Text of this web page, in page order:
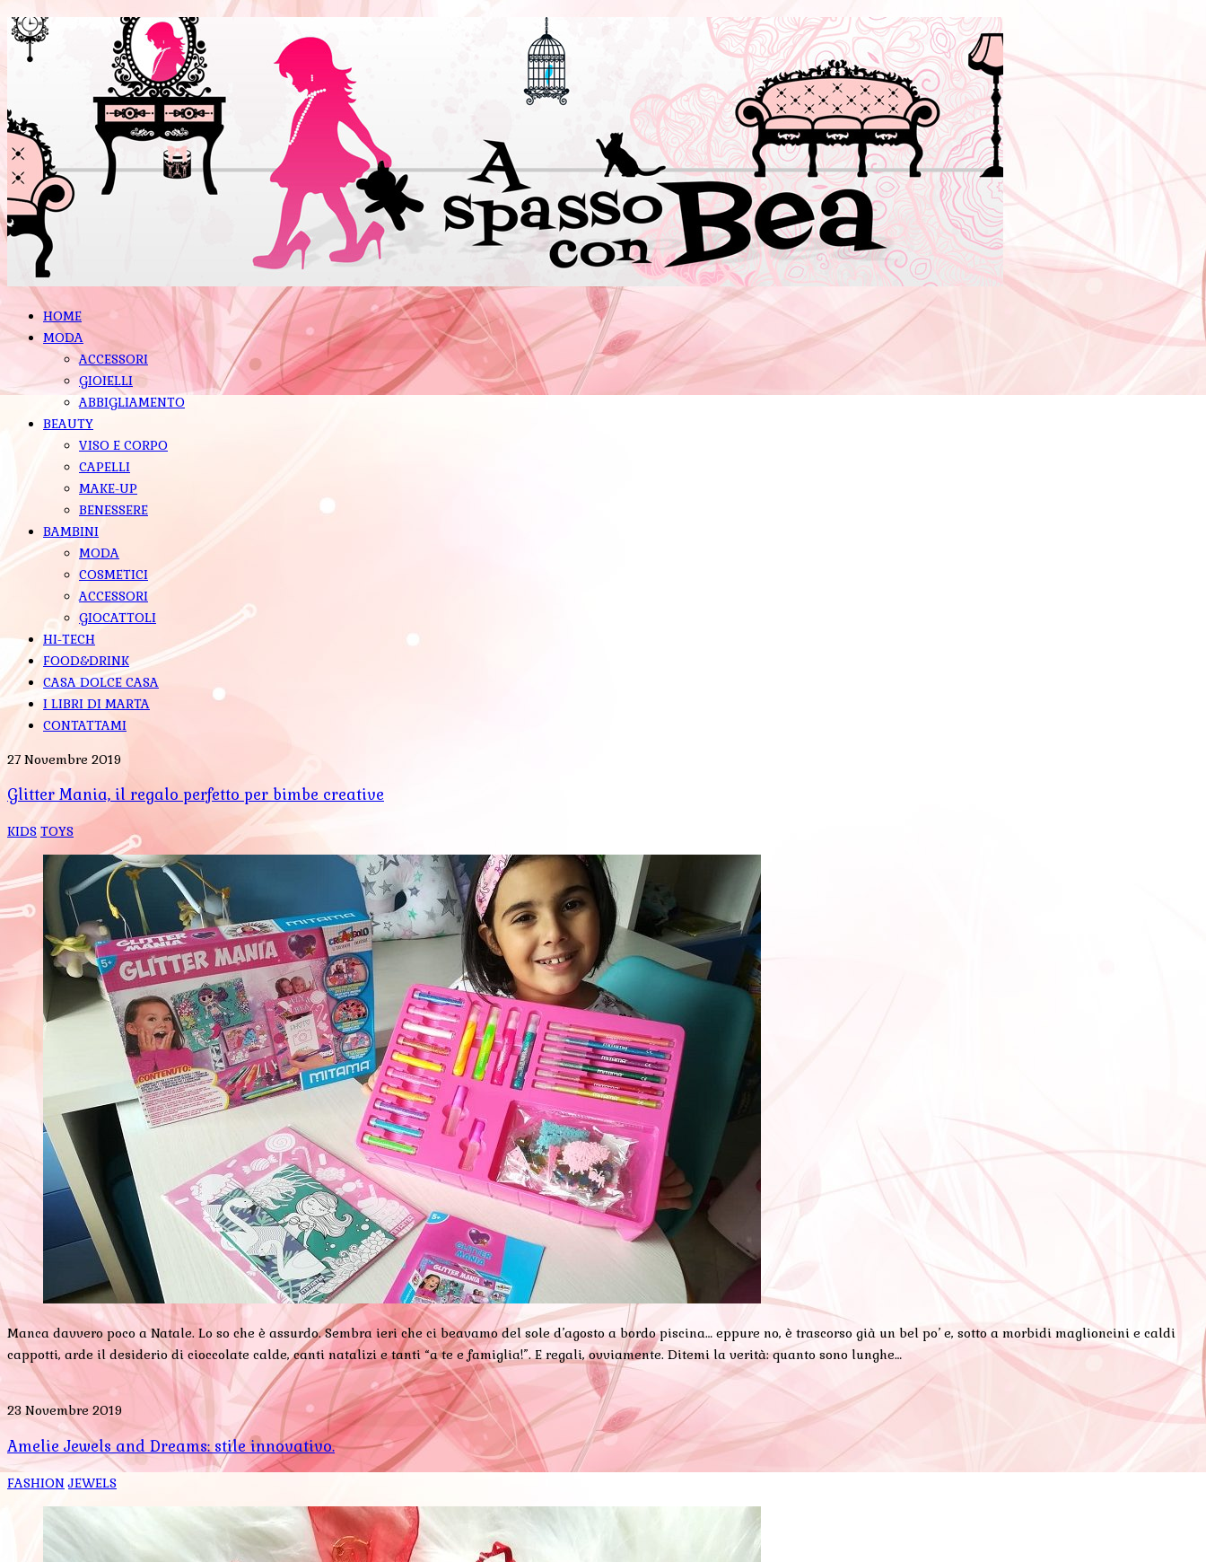
HOME
MODA
ACCESSORI
GIOIELLI
ABBIGLIAMENTO
BEAUTY
VISO E CORPO
CAPELLI
MAKE-UP
BENESSERE
BAMBINI
MODA
COSMETICI
ACCESSORI
GIOCATTOLI
HI-TECH
FOOD&DRINK
CASA DOLCE CASA
I LIBRI DI MARTA
CONTATTAMI
27 Novembre 2019
Glitter Mania, il regalo perfetto per bimbe creative
KIDS TOYS
Manca davvero poco a Natale. Lo so che è assurdo. Sembra ieri che ci beavamo del sole d’agosto a bordo piscina… eppure no, è trascorso già un bel po’ e, sotto a morbidi maglioncini e caldi
cappotti, arde il desiderio di cioccolate calde, canti natalizi e tanti “a te e famiglia!”. E regali, ovviamente. Ditemi la verità: quanto sono lunghe…
23 Novembre 2019
Amelie Jewels and Dreams: stile innovativo.
FASHION JEWELS